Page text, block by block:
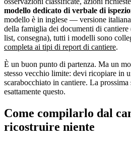
modello dedicato di verbale di
modello è in inglese — versione
della famiglia dei documenti di
list, consegna), tutti i modelli sono
completa ai tipi di report di cantiere.
È un buon punto di partenza. Ma un
stesso vecchio limite: devi ricopiare in
scarabocchiato in cantiere. La
esattamente questo.
Come compilarlo dal
ricostruire niente